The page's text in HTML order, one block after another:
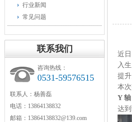
行业新闻
常见问题
联系我们
咨询热线：
0531-59576515
联系人：杨善磊
电话：13864138832
邮箱：13864138832@139.com
近
入
提
本
Y
达